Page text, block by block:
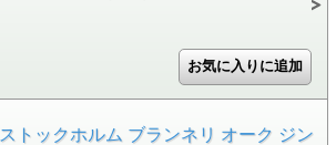
ストックホルム ブランネリ オーク ジン